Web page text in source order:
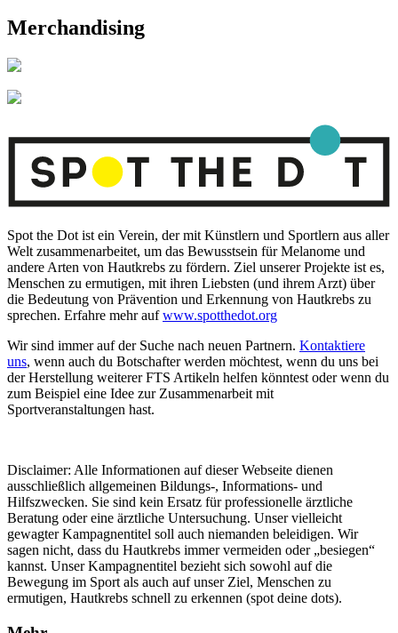
Merchandising
Spot the Dot ist ein Verein, der mit Künstlern und Sportlern aus aller
Welt zusammenarbeitet, um das Bewusstsein für Melanome und
andere Arten von Hautkrebs zu fördern. Ziel unsererProjekte ist es,
Menschen zu ermutigen, mit ihren Liebsten (und ihrem Arzt) über
die Bedeutung von Prävention und Erkennung von Hautkrebs zu
sprechen. Erfahre mehr aufwww.spotthedot.org
Wir sind immer auf der Suche nach neuen Partnern. Kontaktiere
uns, wenn auch du Botschafter werden möchtest, wenn du uns bei
der Herstellung weiterer FTS Artikeln helfen könntest oder wenn du
zum Beispiel eine Idee zur Zusammenarbeit mit
Sportveranstaltungen hast.
Disclaimer: Alle Informationen auf dieser Webseite dienen
ausschließlich allgemeinen Bildungs-, Informations- und
Hilfszwecken. Sie sind kein Ersatz für professionelle ärztliche
Beratung oder eine ärztliche Untersuchung. Unser vielleicht
gewagter Kampagnentitel soll auch niemanden beleidigen. Wir
sagen nicht, dass du Hautkrebs immer vermeiden oder „besiegen“
kannst. Unser Kampagnentitel bezieht sich sowohl auf die
Bewegung im Sport als auch auf unser Ziel, Menschen zu
ermutigen, Hautkrebs schnell zu erkennen (spot deine dots).